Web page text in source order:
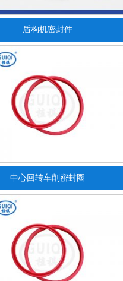
盾构机密封件
中心回转车削密封圈